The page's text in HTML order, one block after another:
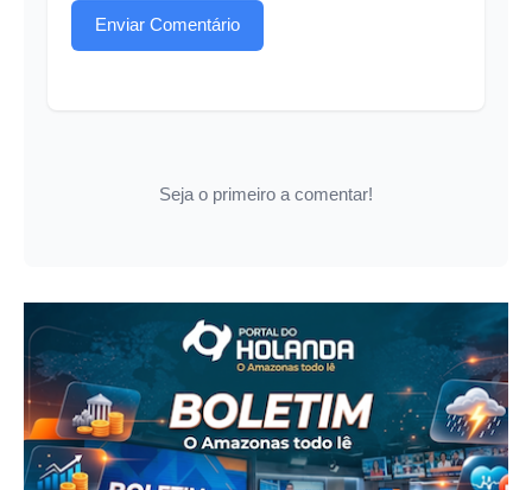
Enviar Comentário
Seja o primeiro a comentar!